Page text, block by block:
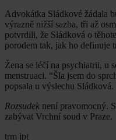
Advokátka Sládkové žádala
výrazně nižší sazba, tři až
potvrdili, že Sládková o
porodem tak, jak ho definuje
Žena se léčí na psychiatrii, u
menstruaci. “Šla jsem do
popsala u výslechu
Rozsudek není pravomocný.
zabývat Vrchní soud v Praze.
trm jpt